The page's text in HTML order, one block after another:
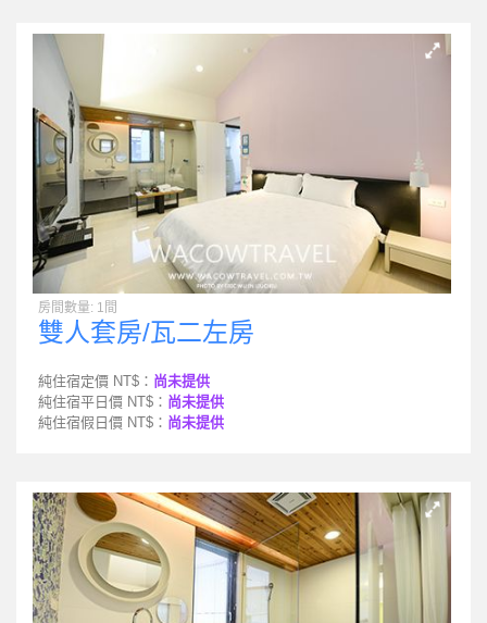
房間數量: 1間
雙人套房/瓦二左房
純住宿定價 NT$： 尚未提供
純住宿平日價 NT$： 尚未提供
純住宿假日價 NT$： 尚未提供